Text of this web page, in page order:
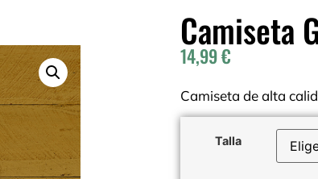
Camiseta
14,99€
Camiseta de alta
Talla